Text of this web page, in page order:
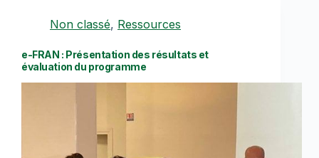
Non classé, Ressources
e-FRAN : Présentation des résultats et
évaluation du programme